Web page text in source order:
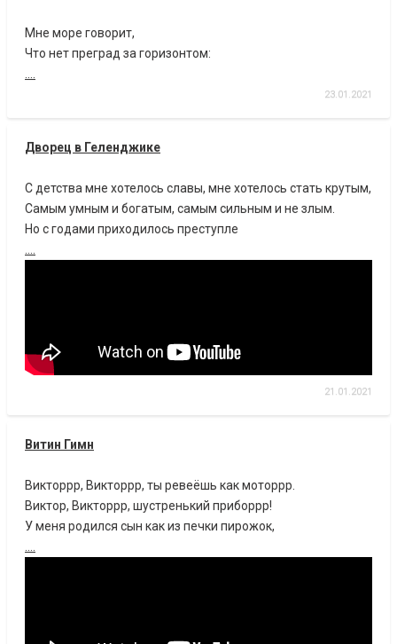
Мне море говорит,
Что нет преград за горизонтом:
23.01.2021
Дворец в Геленджике
С детства мне хотелось славы, мне хотелось стать крутым,
Самым умным и богатым, самым сильным и не злым.
Но с годами приходилось преступле
21.01.2021
Витин Гимн
Викторрр, Викторрр, ты ревеёшь как моторрр.
Виктор, Викторрр, шустренький приборрр!
У меня родился сын как из печки пирожок,